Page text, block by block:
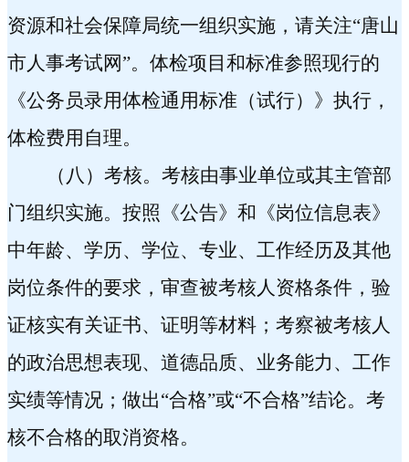
资源和社会保障局统一组织实施，请关注“唐山
市人事考试网”。体检项目和标准参照现行的
《公务员录用体检通用标准（试行）》执行，
体检费用自理。
（八）考核。 考核由事业单位或其主管部
门组织实施。 按照《公告》和《岗位信息表》
中年龄、学历、学位、专业、工作经历及其他
岗位条件的要求，审查被考核人资格条件，验
证核实有关证书、证明等材料； 考察被考核人
的政治思想表现、道德品质、业务能力、工作
实绩等情况；做出“合格”或“不合格”结论。考
核不合格的取消资格。